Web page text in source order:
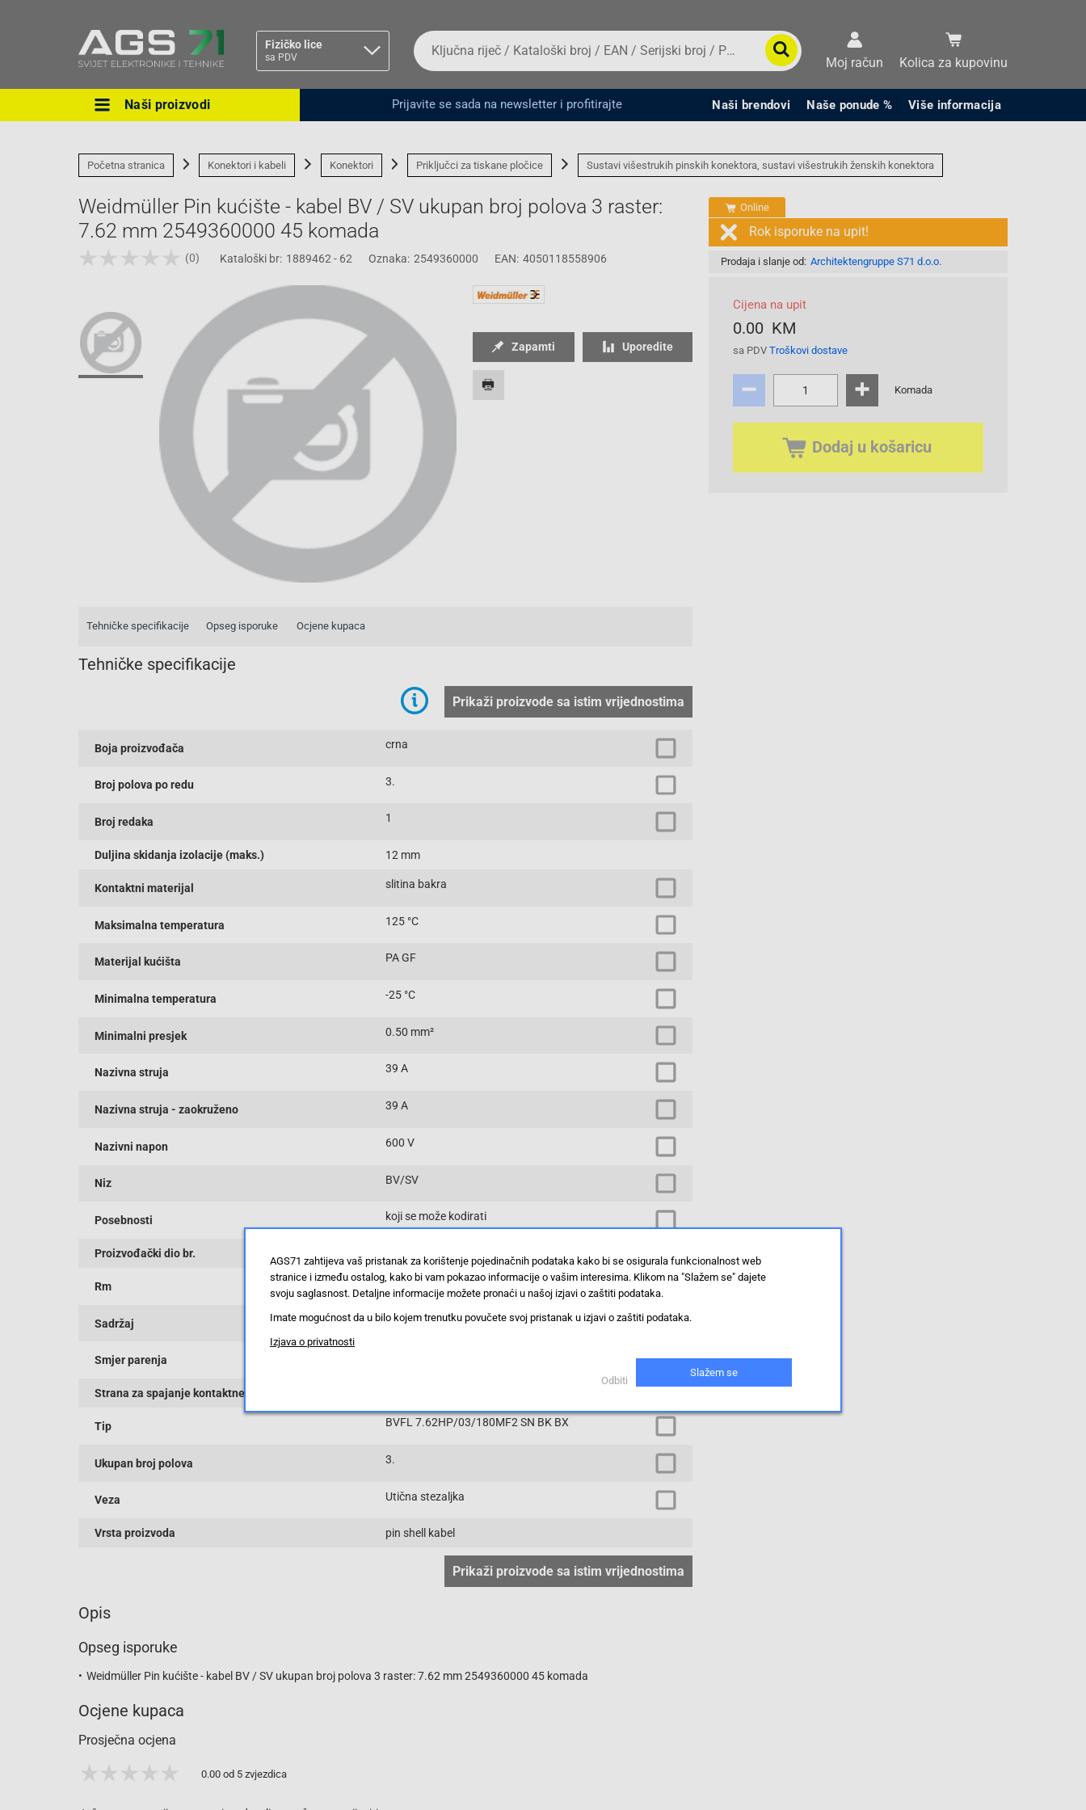
Fizičko lice
sa PDV
Ova postavka prilagođava asortiman proizvoda i
Pravno lice Fizičko lice
Da
biste
potražili
proizvod,
unesite
broj,
EAN
serijski
Moj račun Kolica za kupovinu
Naši proizvodi Prijavite se sada na newsletter i profitirajte Naši brendovi Naše ponude % Više informacija
Početna stranica Konektori i kabeli Konektori Priključci za tiskane pločice Sustavi višestrukih pinskih konektora, sustavi višestrukih ženskih konektora
Weidmüller Pin kućište - kabel BV / SV ukupan broj polova 3 raster:
7.62 mm 2549360000 45 komada
(0) Kataloški br: 1889462 - 62 Oznaka: 2549360000 EAN: 4050118558906
Online
Rok isporuke na upit!
Prodaja i slanje od: Architektengruppe S71 d.o.o.
Cijena na upit
0.00 KM
sa PDV Troškovi dostave
Komada
Dodaj u košaricu
Zapamti Uporedite
Tehničke specifikacije Opseg isporuke Ocjene kupaca
Tehničke specifikacije
Prikaži proizvode sa istim vrijednostima
Boja proizvođača crna
Broj polova po redu 3.
Broj redaka 1
Duljina skidanja izolacije (maks.) 12 mm
Kontaktni materijal slitina bakra
Maksimalna temperatura 125 °C
Materijal kućišta PA GF
Minimalna temperatura -25 °C
Minimalni presjek 0.50 mm²
Nazivna struja 39 A
Nazivna struja - zaokruženo 39 A
Nazivni napon 600 V
Niz BV/SV
Posebnosti koji se može kodirati
Proizvođački dio br.
Rm 7.62 mm
Sadržaj 45 sati
Smjer parenja
Strana za spajanje kontaktne površine
Tip BVFL 7.62HP/03/180MF2 SN BK BX
Ukupan broj polova 3.
Veza Utična stezaljka
Vrsta proizvoda pin shell kabel
Prikaži proizvode sa istim vrijednostima
Opis
Opseg isporuke
Weidmüller Pin kućište - kabel BV / SV ukupan broj polova 3 raster: 7.62 mm 2549360000 45 komada
Ocjene kupaca
Prosječna ocjena
0.00 od 5 zvjezdica
AGS71 zahtijeva vaš pristanak za korištenje pojedinačnih podataka kako bi se osigurala funkcionalnost web
stranice i između ostalog, kako bi vam pokazao informacije o vašim interesima. Klikom na "Slažem se" dajete
svoju saglasnost. Detaljne informacije možete pronaći u našoj izjavi o zaštiti podataka.
Imate mogućnost da u bilo kojem trenutku povučete svoj pristanak u izjavi o zaštiti podataka.
Izjava o privatnosti
Odbiti
Slažem se